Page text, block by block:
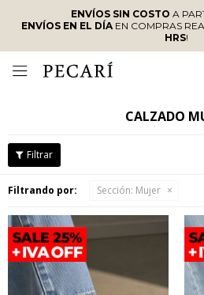
ENVÍOS SIN COSTO A
ENVÍOS EN EL DÍAEN COMPRAS
HRS!

CALZADO
Filtrando por: Sección: Mujer